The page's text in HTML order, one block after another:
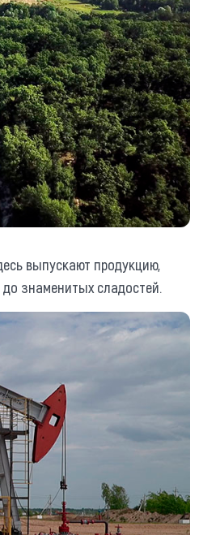
выпускают продукцию,
знаменитых сладостей.